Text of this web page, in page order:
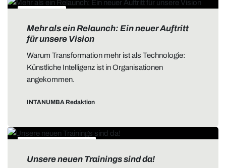
Mehr als ein Relaunch: Ein neuer Auftritt
für unsere Vision
Warum Transformation mehr ist als Technologie:
Künstliche Intelligenz ist in Organisationen
angekommen.
INTANUMBA Redaktion
Unsere neuen Trainings sind da!